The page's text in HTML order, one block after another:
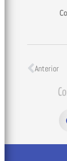
Anterior